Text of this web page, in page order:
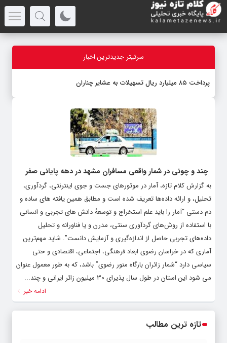
سرتیتر جدیدترین اخبار
پرداخت ۸۵ میلیارد ریال تسهیلات به عشایر چناران
چند و چونی در شمار واقعی مسافران مشهد در دهه پایانی صفر
به گزارش کلام تازه، آمار در موتورهای جست و جوی اینترنتی، گردآوری،
تحلیل، و ارائه داده‌ها تعریف شده است و مطابق همین یافته های ساده و
دم دستی “آمار را باید علم استخراج و توسعهٔ دانش های تجربی و انسانی
با استفاده از روش‌های گردآوری سنتی، مدرن و یا فناورانه و تحلیل
داده‌های تجربی حاصل از اندازه‌گیری و آزمایش دانست”. شاید مهم‌ترین
آماری که در خراسان رضوی ابعاد فرهنگی، اجتماعی، اقتصادی و حتی
سیاسی دارد “شمار زائران بارگاه منور رضوی” باشد، که به طور معمول عنوان
می شود این استان در طول سال پذیرای ۳۰ میلیون زائر ایرانی و چند...
ادامه خبر
تازه ترین مطالب